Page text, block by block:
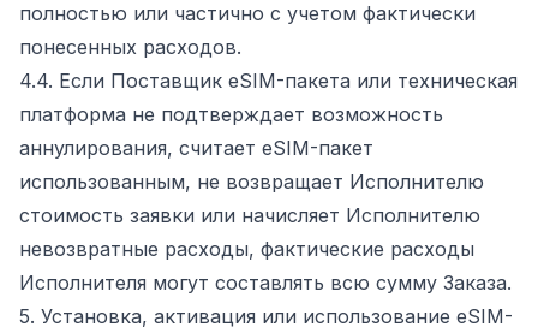
полностью или частично с учетом фактически
понесенных расходов.
4.4. Если Поставщик eSIM-пакета или техническая
платформа не подтверждает возможность
аннулирования, считает eSIM-пакет
использованным, не возвращает Исполнителю
стоимость заявки или начисляет Исполнителю
невозвратные расходы, фактические расходы
Исполнителя могут составлять всю сумму Заказа.
5. Установка, активация или использование eSIM-